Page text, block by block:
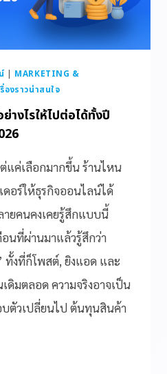
| MARKETING &
องราวน่าสนใจ
างไรให้ไปต่อได้ทั้งปี
แค่เลือกมากขึ้น ร้านไหน
อร์ให้ธุรกิจออนไลน์ได้
ายคนคงเคยรู้สึกแบบนี้
นที่ผ่านมาแล้วรู้สึกว่า
ทั้งที่ก็โพสต์, ยิงแอด และ
ดิมตลอด ความจริงอาจเป็น
ตัวเปลี่ยนไป ต้นทุนสินค้า